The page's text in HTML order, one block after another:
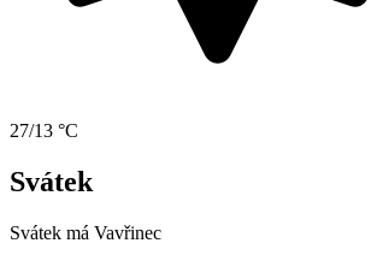
27/13 °C
Svátek
Svátek má Vavřinec